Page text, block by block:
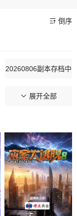
倒序
20260806副本存档中
20260804解锁中加更
20260731居民采访
20260729上
20260725推门彩蛋
展开全部